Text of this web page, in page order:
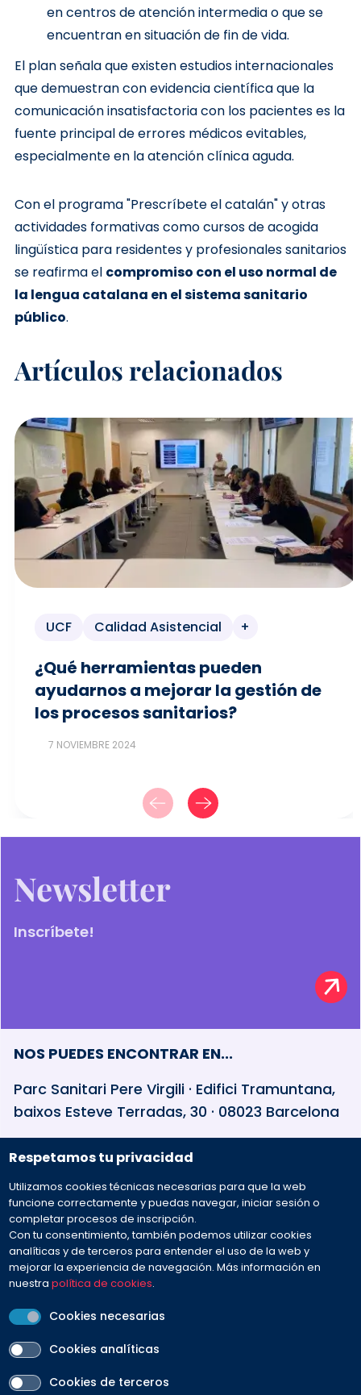
Respetamos tu privacidad
Utilizamos cookies técnicas necesarias para que la web
funcione correctamente y puedas navegar, iniciar sesión o
completar procesos de inscripción.
Con tu consentimiento, también podemos utilizar cookies
analíticas y de terceros para entender el uso de la web y
mejorar la experiencia de navegación. Más información en
nuestrapolítica de cookies.
Cookies necesarias
Cookies analíticas
Cookies de terceros
en centros de atención intermedia o que se
encuentran en situación de fin de vida.
El plan señala que existen estudios internacionales
que demuestran con evidencia científica que la
comunicación insatisfactoria con los pacientes es la
fuente principal de errores médicos evitables,
especialmente en la atención clínica aguda.
Con el programa "Prescríbete el catalán" y otras
actividades formativas como cursos de acogida
lingüística para residentes y profesionales sanitarios
se reafirma el compromiso con el uso normal de
la lengua catalana en el sistema sanitario
público.
Artículos relacionados
UCF Calidad Asistencial +
¿Qué herramientas pueden
ayudarnos a mejorar la gestión de
los procesos sanitarios?
7 NOVIEMBRE 2024
Newsletter
Inscríbete!
NOS PUEDES ENCONTRAR EN...
Parc Sanitari Pere Virgili · Edifici Tramuntana,
baixos Esteve Terradas, 30 · 08023 Barcelona
932 594 381
Preguntas frecuentes
Envíanos tu mensaje
PEU Aviso legal Contacto